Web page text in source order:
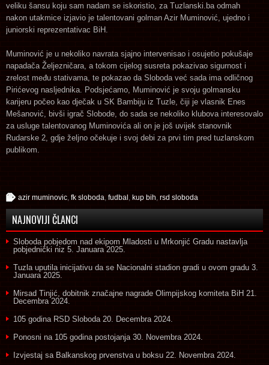
veliku šansu koju sam nadam se iskoristio, za Tuzlanski.ba odmah
nakon utakmice izjavio je talentovani golman Azir Muminović, ujedno i
juniorski reprezentativac BiH.
Muminović je u nekoliko navrata sjajno intervenisao i osujetio pokušaje
napadača Željezničara, a tokom cijelog susreta pokazivao sigurnost i
zrelost među stativama, te pokazao da Sloboda već sada ima odličnog
Pirićevog nasljednika. Podsjećamo, Muminović je svoju golmansku
karijeru počeo kao dječak u SK Bambiju iz Tuzle, čiji je vlasnik Enes
Mešanović, bivši igrač Slobode, do sada se nekoliko klubova interesovalo
za usluge talentovanog Muminovića ali on je još uvijek stanovnik
Rudarske 2, gdje željno očekuje i svoj debi za prvi tim pred tuzlanskom
publikom.
azir muminovic fk sloboda fudbal kup bih rsd sloboda
NAJNOVIJI ČLANCI
Sloboda pobjedom nad ekipom Mladosti u Mrkonjić Gradu nastavlja
pobjednički niz 5. Januara 2025.
Tuzla uputila inicijativu da se Nacionalni stadion gradi u ovom gradu 3.
Januara 2025.
Mirsad Tinjić, dobitnik značajne nagrade Olimpijskog komiteta BiH 21.
Decembra 2024.
105 godina RSD Sloboda 20. Decembra 2024.
Ponosni na 105 godina postojanja 30. Novembra 2024.
Izvjestaj sa Balkanskog prvenstva u boksu 22. Novembra 2024.